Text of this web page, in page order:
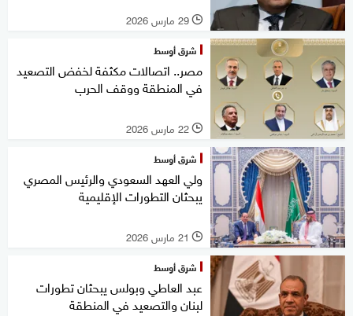
l 29 مارس 2026
شرق أوسط
مصر.. اتصالات مكثفة لخفض التصعيد
في المنطقة ووقف الحرب
l 22 مارس 2026
شرق أوسط
ولي العهد السعودي والرئيس المصري
يبحثان التطورات الإقليمية
l 21 مارس 2026
شرق أوسط
عبد العاطي وبولس يبحثان تطورات
لبنان والتصعيد في المنطقة